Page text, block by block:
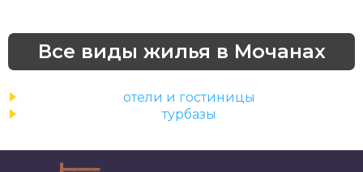
Все виды жилья в Мочанах
отели и гостиницы
турбазы